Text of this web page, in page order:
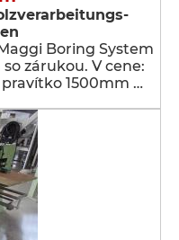
Boring System
zárukou. V cene:
1500mm …